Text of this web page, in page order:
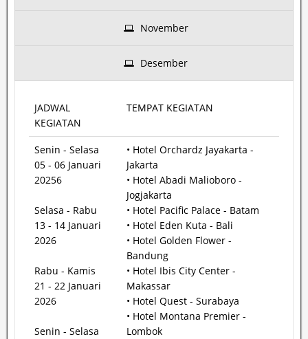
November
Desember
JADWAL
KEGIATAN
TEMPAT KEGIATAN
Senin - Selasa
05 - 06 Januari
20256
Selasa - Rabu
13 - 14 Januari
2026
Rabu - Kamis
21 - 22 Januari
2026
Senin - Selasa
• Hotel Orchardz Jayakarta -
Jakarta
• Hotel Abadi Malioboro -
Jogjakarta
• Hotel Pacific Palace - Batam
• Hotel Eden Kuta - Bali
• Hotel Golden Flower -
Bandung
• Hotel Ibis City Center -
Makassar
• Hotel Quest - Surabaya
• Hotel Montana Premier -
Lombok